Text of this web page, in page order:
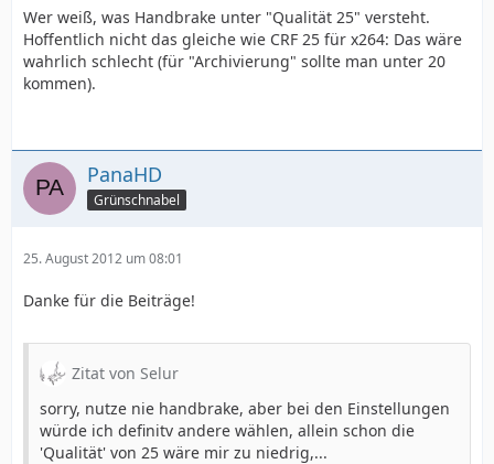
Wer weiß, was Handbrake unter "Qualität 25" versteht.
Hoffentlich nicht das gleiche wie CRF 25 für x264: Das wäre
wahrlich schlecht (für "Archivierung" sollte man unter 20
kommen).
PanaHD
Grünschnabel
25. August 2012 um 08:01
Danke für die Beiträge!
Zitat von Selur
sorry, nutze nie handbrake, aber bei den Einstellungen
würde ich definitv andere wählen, allein schon die
'Qualität' von 25 wäre mir zu niedrig,...